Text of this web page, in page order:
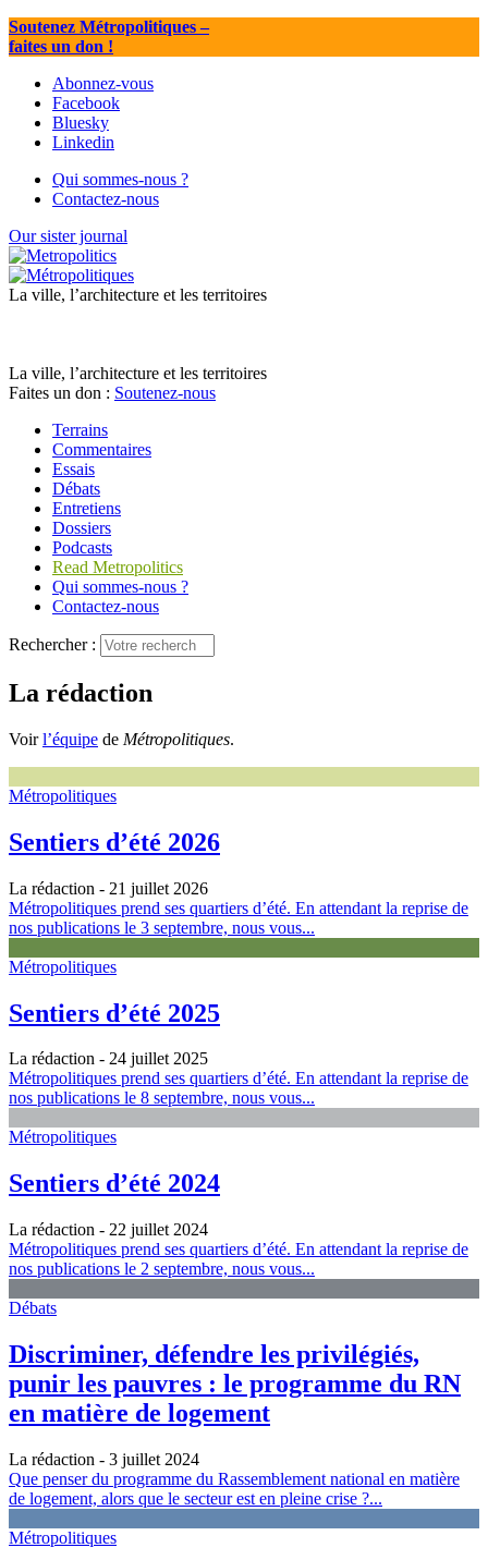
Soutenez Métropolitiques–
faites un don !
Abonnez-vous
Facebook
Bluesky
Linkedin
Qui sommes-nous ?
Contactez-nous
Our sister journal
La ville, l’architecture et les territoires
La ville, l’architecture et les territoires
Faites un don : Soutenez-nous
Terrains
Commentaires
Essais
Débats
Entretiens
Dossiers
Podcasts
Read Metropolitics
Qui sommes-nous ?
Contactez-nous
Rechercher :
La rédaction
Voirl’équipe de Métropolitiques.
Métropolitiques
Sentiers d’été 2026
La rédaction - 21 juillet 2026
Métropolitiques prend ses quartiers d’été. En attendant la reprise de
nos publications le 3 septembre, nous vous...
Métropolitiques
Sentiers d’été 2025
La rédaction - 24 juillet 2025
Métropolitiques prend ses quartiers d’été. En attendant la reprise de
nos publications le 8 septembre, nous vous...
Métropolitiques
Sentiers d’été 2024
La rédaction - 22 juillet 2024
Métropolitiques prend ses quartiers d’été. En attendant la reprise de
nos publications le 2 septembre, nous vous...
Débats
Discriminer, défendre les privilégiés,
punir les pauvres : le programme du RN
en matière de logement
La rédaction - 3 juillet 2024
Que penser du programme du Rassemblement national en matière
de logement, alors que le secteur est en pleine crise ?...
Métropolitiques